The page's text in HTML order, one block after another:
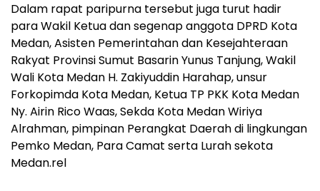
Dalam rapat paripurna tersebut juga turut hadir
para Wakil Ketua dan segenap anggota DPRD Kota
Medan, Asisten Pemerintahan dan Kesejahteraan
Rakyat Provinsi Sumut Basarin Yunus Tanjung, Wakil
Wali Kota Medan H. Zakiyuddin Harahap, unsur
Forkopimda Kota Medan, Ketua TP PKK Kota Medan
Ny. Airin Rico Waas, Sekda Kota Medan Wiriya
Alrahman, pimpinan Perangkat Daerah di lingkungan
Pemko Medan, Para Camat serta Lurah sekota
Medan.rel